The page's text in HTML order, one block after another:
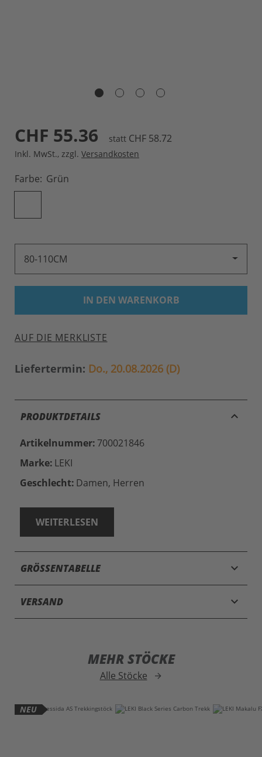
CHF 55.36 statt CHF 58.72
Inkl. MwSt., zzgl. Versandkosten
Farbe Grün
80-110CM
IN DEN WARENKORB
AUF DIE MERKLISTE
Liefertermin: Do., 20.08.2026 (D)
PRODUKTDETAILS keyboard_arrow_up
Artikelnummer: 700021846
Marke: LEKI
Geschlecht: Damen, Herren
WEITERLESEN
GRÖSSENTABELLE keyboard_arrow_down
VERSAND keyboard_arrow_down
MEHR STÖCKE
Alle Stöcke arrow_forward
NEU